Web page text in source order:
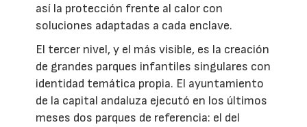
así la protección frente al calor con
soluciones adaptadas a cada enclave.
El tercer nivel, y el más visible, es la creación
de grandes parques infantiles singulares con
identidad temática propia. El ayuntamiento
de la capital andaluza ejecutó en los últimos
meses dos parques de referencia: el del